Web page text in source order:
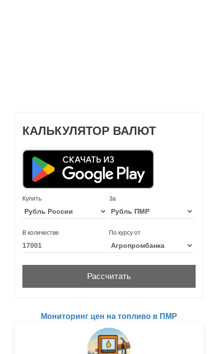
КАЛЬКУЛЯТОР ВАЛЮТ
Купить За
В количестве По курсу от
Мониторинг цен на топливо в ПМР